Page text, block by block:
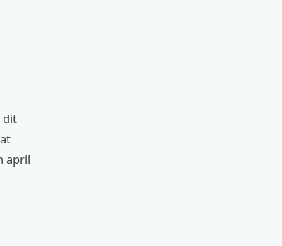
dit
april